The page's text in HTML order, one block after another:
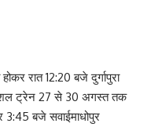
रात 12:20 बजे दुर्गापुरा
स्पेशल ट्रेन 27 से 30 अगस्त तक
3:45 बजे सवाईमाधोपुर